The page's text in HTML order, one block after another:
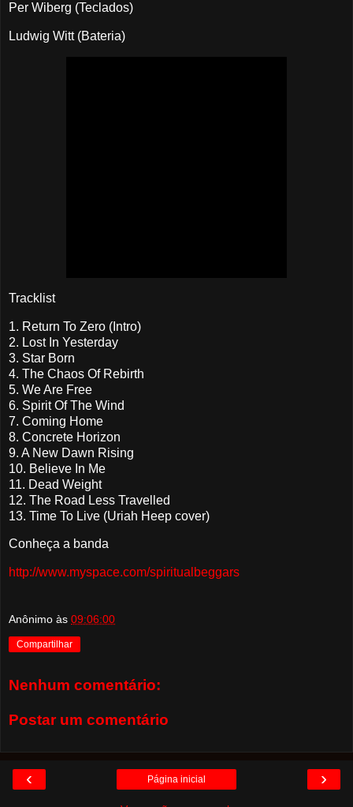
Per Wiberg (Teclados)
Ludwig Witt (Bateria)
Tracklist
1. Return To Zero (Intro)
2. Lost In Yesterday
3. Star Born
4. The Chaos Of Rebirth
5. We Are Free
6. Spirit Of The Wind
7. Coming Home
8. Concrete Horizon
9. A New Dawn Rising
10. Believe In Me
11. Dead Weight
12. The Road Less Travelled
13. Time To Live (Uriah Heep cover)
Conheça a banda
http://www.myspace.com/spiritualbeggars
Anônimo às 09:06:00
Compartilhar
Nenhum comentário:
Postar um comentário
‹ ›
Página inicial